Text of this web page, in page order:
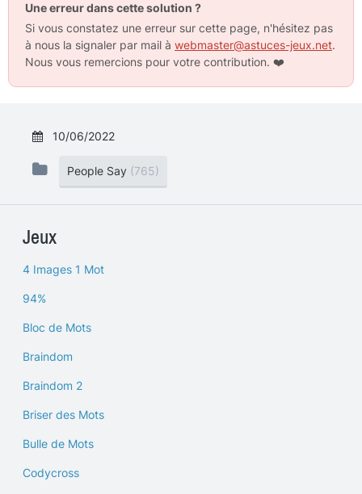
Une erreur dans cette solution ?
Si vous constatez une erreur sur cette page, n'hésitez pas
à nous la signaler par mail à webmaster@astuces-jeux.net.
Nous vous remercions pour votre contribution. ❤️
10/06/2022
People Say (765)
Jeux
4 Images 1 Mot
94%
Bloc de Mots
Braindom
Braindom 2
Briser des Mots
Bulle de Mots
Codycross